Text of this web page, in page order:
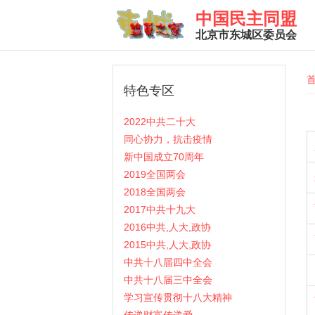
中国民主同盟
北京市东城区委员会
特色专区
2022中共二十大
同心协力，抗击疫情
新中国成立70周年
2019全国两会
2018全国两会
2017中共十九大
2016中共,人大,政协
2015中共,人大,政协
中共十八届四中全会
中共十八届三中全会
学习宣传贯彻十八大精神